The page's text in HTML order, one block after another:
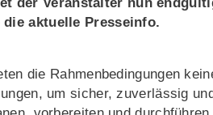
aktuelle Presseinfo.
die Rahmenbedingungen
um sicher, zuverlässig